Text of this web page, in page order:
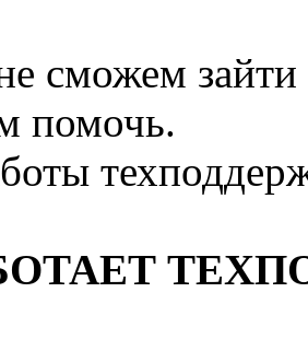
сможем зайти
помочь.